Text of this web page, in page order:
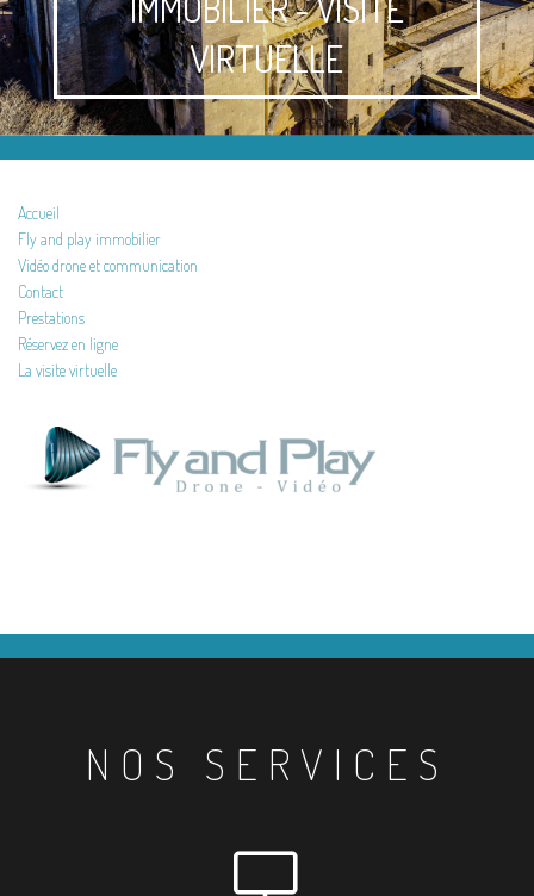
VIRTUELLE
Accueil
Fly and play immobilier
Vidéo drone et communication
Contact
Prestations
Réservez en ligne
La visite virtuelle
NOS SERVICES